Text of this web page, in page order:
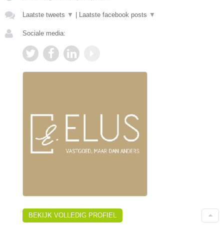
Laatste tweets ▼ Laatste facebook posts ▼
Sociale media:
BEKIJK VOLLEDIG PROFIEL